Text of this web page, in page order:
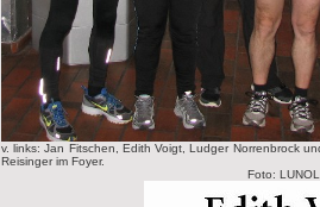
v. links: Jan Fitschen, Edith Voigt, Ludger Norrenbrock
Reisinger im Foyer.
Foto: